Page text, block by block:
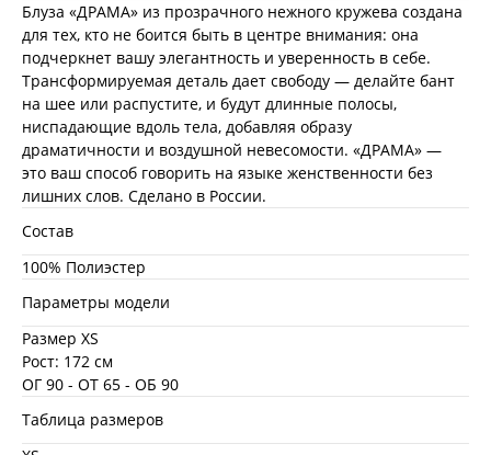
Блуза «ДРАМА» из прозрачного нежного кружева создана
для тех, кто не боится быть в центре внимания: она
подчеркнет вашу элегантность и уверенность в себе.
Трансформируемая деталь дает свободу — делайте бант
на шее или распустите, и будут длинные полосы,
ниспадающие вдоль тела, добавляя образу
драматичности и воздушной невесомости. «ДРАМА» —
это ваш способ говорить на языке женственности без
лишних слов. Сделано в России.
Состав
100% Полиэстер
Параметры модели
Размер XS
Рост: 172 см
ОГ 90 - ОТ 65 - ОБ 90
Таблица размеров